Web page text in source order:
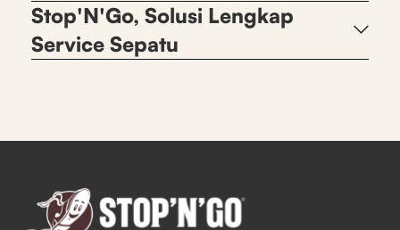
Stop'N'Go, Solusi Lengkap
Service Sepatu